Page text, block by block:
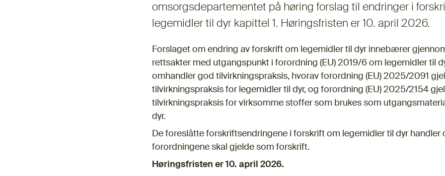
omsorgsdepartementet på høring forslag til endringer i
legemidler til dyr kapittel 1. Høringsfristen er 10. april 2026.
Forslaget om endring av forskrift om legemidler til dyr innebærer
rettsakter med utgangspunkt i forordning (EU) 2019/6 om legemidler til
omhandler god tilvirkningspraksis, hvorav forordning (EU) 2025/2091
tilvirkningspraksis for legemidler til dyr, og forordning (EU) 2025/2154
tilvirkningspraksis for virksomme stoffer som brukes som
dyr.
De foreslåtte forskriftsendringene i forskrift om legemidler til dyr handler
forordningene skal gjelde som forskrift.
Høringsfristen er 10. april 2026.